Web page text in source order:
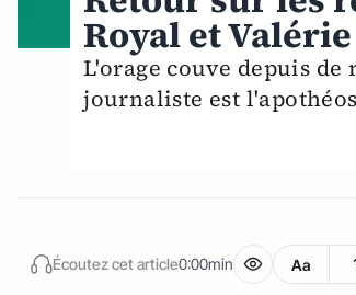
Royal et
L'orage couve depuis de
journaliste est
Écoutez cet article0:00min Aa